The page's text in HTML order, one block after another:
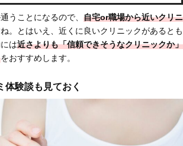
うことになるので、 自宅or職場から近いクリニ
。とはいえ、近くに良いクリニックがあるとも
は近さよりも「信頼できそうなクリニックか」
をおすすめします。
体験談も見ておく